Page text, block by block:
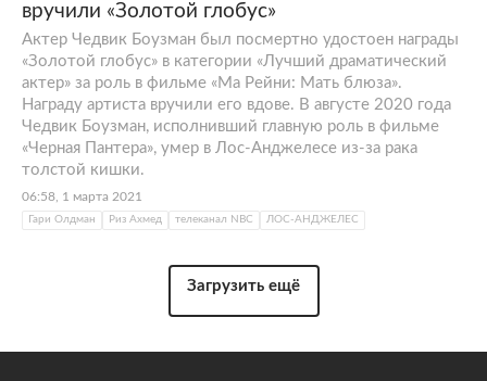
вручили «Золотой глобус»
Актер Чедвик Боузман был посмертно удостоен награды
«Золотой глобус» в категории «Лучший драматический
актер» за роль в фильме «Ма Рейни: Мать блюза».
Награду артиста вручили его вдове. В августе 2020 года
Чедвик Боузман, исполнивший главную роль в фильме
«Черная Пантера», умер в Лос-Анджелесе из-за рака
толстой кишки.
06:58, 1 марта 2021
Гари Олдман Риз Ахмед телеканал NBC ЛОС-АНДЖЕЛЕС
Загрузить ещё